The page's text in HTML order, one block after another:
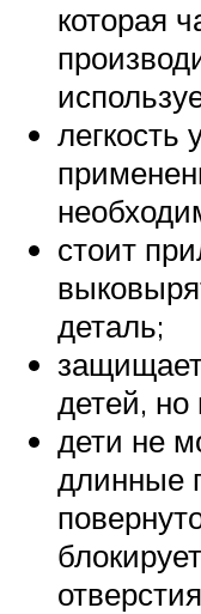
которая
легкость
стоит
деталь;
защищает
детей, но
дети не
длинные